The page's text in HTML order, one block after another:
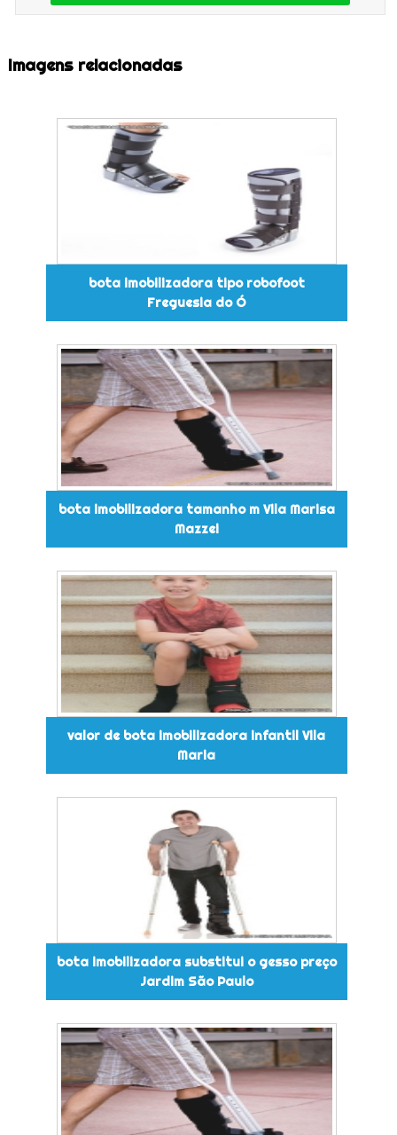
Imagens relacionadas
bota imobilizadora tipo robofoot
Freguesia do Ó
bota imobilizadora tamanho m Vila Marisa
Mazzei
valor de bota imobilizadora infantil Vila
Maria
bota imobilizadora substitui o gesso preço
Jardim São Paulo